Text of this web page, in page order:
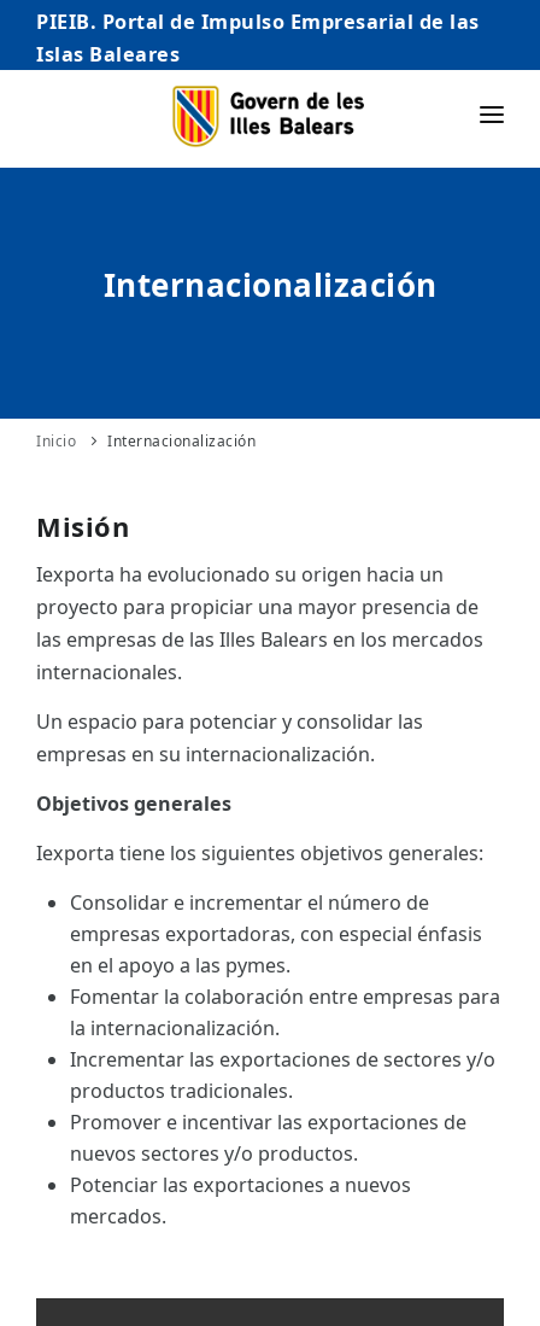
PIEIB. Portal de Impulso Empresarial de las
Islas Baleares
INICIO
AUTÓNOMO/AUTÓNOMA
INTERNACIONALIZACIÓN
ES
CAT
Internacionalización
Inicio Internacionalización
Misión
Iexporta ha evolucionado su origen hacia un
proyecto para propiciar una mayor presencia de
las empresas de las Illes Balears en los mercados
internacionales.
Un espacio para potenciar y consolidar las
empresas en su internacionalización.
Objetivos generales
Iexporta tiene los siguientes objetivos generales:
Consolidar e incrementar el número de
empresas exportadoras, con especial énfasis
en el apoyo a las pymes.
Fomentar la colaboración entre empresas para
la internacionalización.
Incrementar las exportaciones de sectores y/o
productos tradicionales.
Promover e incentivar las exportaciones de
nuevos sectores y/o productos.
Potenciar las exportaciones a nuevos
mercados.